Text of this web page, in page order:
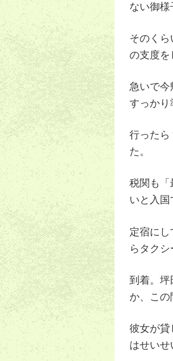
ない御様
そのく
の支度を
急いで今
すっかり
行ったら
た。
税関も「
いと入国
定宿に
らタクシ
到着。坪
か、この
彼女が貸
はせいせ